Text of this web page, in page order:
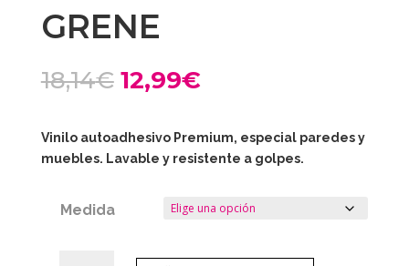
GRENE
18,14€ El
precio
era:
18,14€.
12,99€El
es:
12,99€.
Vinilo autoadhesivo Premium, especial paredes y
muebles. Lavable y resistente a golpes.
Medida